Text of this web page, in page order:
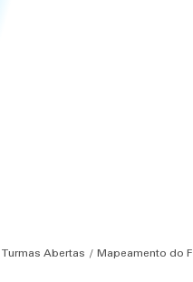
Turmas Abertas Mapeamento do